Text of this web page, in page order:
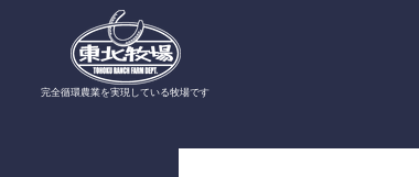
​完全循環農業を実現している牧場です